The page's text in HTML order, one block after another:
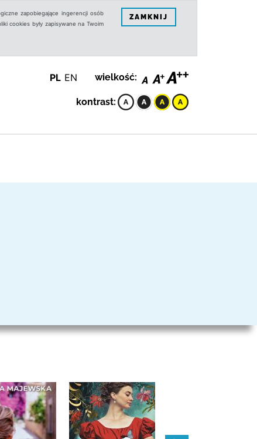
zapobiegające ingerencji osób
cookies były zapisywane na Twoim
ZAMKNIJ
PL EN wielkość:
kontrast: